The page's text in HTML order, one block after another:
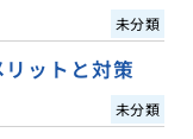
未分類
ットと対策
未分類